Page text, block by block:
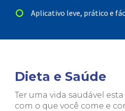
Aplicativo leve, prático e
Dieta e Saúde
Ter uma vida saudável
com o que você come e